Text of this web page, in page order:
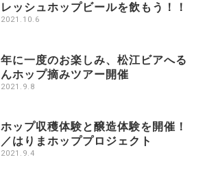
レッシュホップビールを飲もう！！
2021.10.6
年に一度のお楽しみ、松江ビアへる
んホップ摘みツアー開催
2021.9.8
ホップ収穫体験と醸造体験を開催！
／はりまホッププロジェクト
2021.9.4